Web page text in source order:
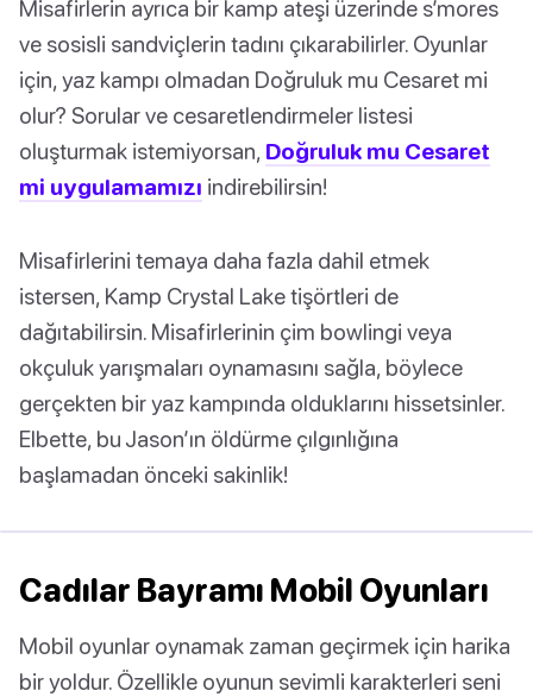
Misafirlerin ayrıca bir kamp ateşi üzerinde s’mores
ve sosisli sandviçlerin tadını çıkarabilirler. Oyunlar
için, yaz kampı olmadan Doğruluk mu Cesaret mi
olur? Sorular ve cesaretlendirmeler listesi
oluşturmak istemiyorsan, Doğruluk mu Cesaret
mi uygulamamızı indirebilirsin!
Misafirlerini temaya daha fazla dahil etmek
istersen, Kamp Crystal Lake tişörtleri de
dağıtabilirsin. Misafirlerinin çim bowlingi veya
okçuluk yarışmaları oynamasını sağla, böylece
gerçekten bir yaz kampında olduklarını hissetsinler.
Elbette, bu Jason’ın öldürme çılgınlığına
başlamadan önceki sakinlik!
Cadılar Bayramı Mobil Oyunları
Mobil oyunlar oynamak zaman geçirmek için harika
bir yoldur. Özellikle oyunun sevimli karakterleri seni